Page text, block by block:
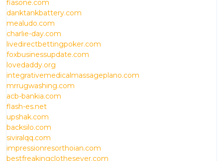
fiasone.com
danktankbattery.com
mealudo.com
charlie-day.com
livedirectbettingpoker.com
foxbusinessupdate.com
lovedaddy.org
integrativemedicalmassageplano.com
mrrugwashing.com
acb-bankia.com
flash-es.net
upshak.com
backsilo.com
siviralqq.com
impressionresorthoian.com
bestfreakingclothesever.com